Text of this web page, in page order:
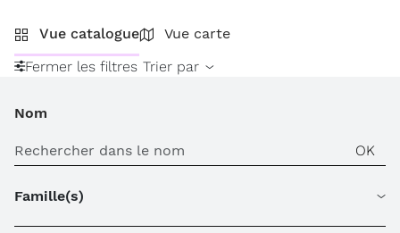
Vue catalogue
Vue carte
Fermer les filtres Trier par
Nom
Famille(s)